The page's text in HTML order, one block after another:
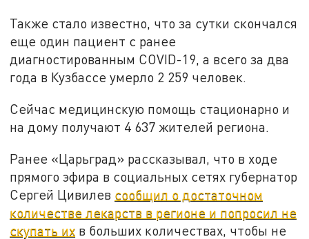
Также стало известно, что за сутки скончался
еще один пациент с ранее
диагностированным COVID-19, а всего за два
года в Кузбассе умерло 2 259 человек.
Сейчас медицинскую помощь стационарно и
на дому получают 4 637 жителей региона.
Ранее «Царьград» рассказывал, что в ходе
прямого эфира в социальных сетях губернатор
Сергей Цивилев сообщил о достаточном
количестве лекарств в регионе и попросил не
скупать их в больших количествах, чтобы не